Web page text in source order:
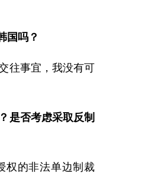
国吗？
往事宜，我没有可
是否考虑采取反制
权的非法单边制裁